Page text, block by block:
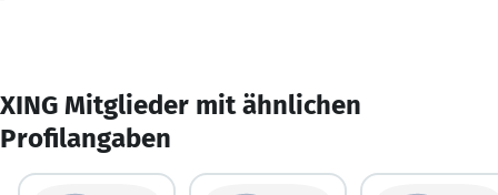
XING Mitglieder mit ähnlichen
Profilangaben